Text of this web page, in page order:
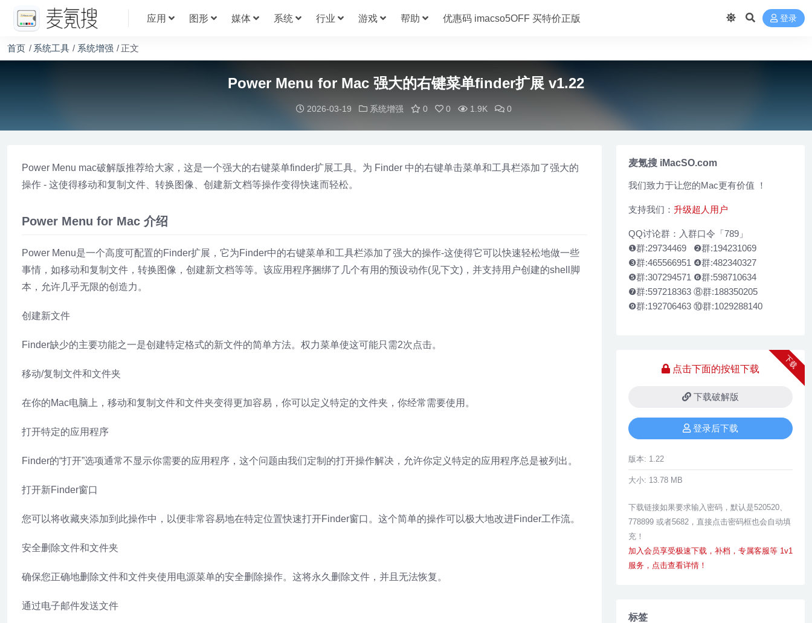
应用 图形 媒体 系统 行业 游戏 帮助 优惠码 imacso5OFF 买特价正版 登录
首页 系统工具 系统增强 正文
Power Menu for Mac 强大的右键菜单finder扩展 v1.22
2026-03-19 系统增强 0 0 1.9K 0
Power Menu mac破解版推荐给大家，这是一个强大的右键菜单finder扩展工具。为 Finder 中的右键单击菜单和工具栏添加了强大的
操作 - 这使得移动和复制文件、转换图像、创建新文档等操作变得快速而轻松。
Power Menu for Mac 介绍
Power Menu是一个高度可配置的Finder扩展，它为Finder中的右键菜单和工具栏添加了强大的操作-这使得它可以快速轻松地做一些
事情，如移动和复制文件，转换图像，创建新文档等等。该应用程序捆绑了几个有用的预设动作(见下文)，并支持用户创建的shell脚
本，允许几乎无限的创造力。
创建新文件
Finder缺少的主要功能之一是创建特定格式的新文件的简单方法。权力菜单使这可能只需2次点击。
移动/复制文件和文件夹
在你的Mac电脑上，移动和复制文件和文件夹变得更加容易，你可以定义特定的文件夹，你经常需要使用。
打开特定的应用程序
Finder的“打开”选项通常不显示你需要的应用程序，这个问题由我们定制的打开操作解决，允许你定义特定的应用程序总是被列出。
打开新Finder窗口
您可以将收藏夹添加到此操作中，以便非常容易地在特定位置快速打开Finder窗口。这个简单的操作可以极大地改进Finder工作流。
安全删除文件和文件夹
确保您正确地删除文件和文件夹使用电源菜单的安全删除操作。这将永久删除文件，并且无法恢复。
通过电子邮件发送文件
麦氪搜 iMacSO.com
我们致力于让您的Mac更有价值 ！
支持我们： 升级超人用户
QQ讨论群：入群口令「789」
❶群:29734469 ❷群:194231069
❸群:465566951 ❹群:482340327
❺群:307294571 ❻群:598710634
❼群:597218363 ⑧群:188350205
❾群:192706463 ⑩群:1029288140
下载
点击下面的按钮下载
下载破解版
登录后下载
版本: 1.22
大小: 13.78 MB
下载链接如果要求输入密码，默认是520520、
778899 或者5682，直接点击密码框也会自动填
充！
加入会员享受极速下载，补档，专属客服等 1v1
服务，点击查看详情！
标签